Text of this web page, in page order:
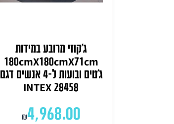
ג'קוזי מרובע במידות
180cmX180cmX71cm
ג'טים ובועות ל-4 אנשים דגם
INTEX 28458
₪4,968.00